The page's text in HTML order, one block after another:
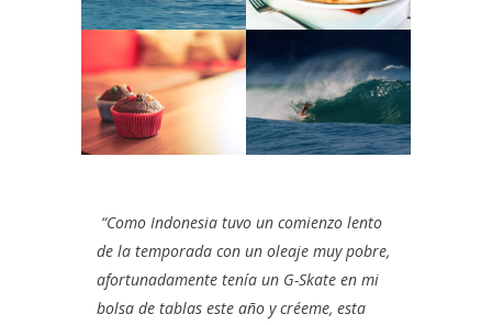
“Como Indonesia tuvo un comienzo lento
de la temporada con un oleaje muy pobre,
afortunadamente tenía un G-Skate en mi
bolsa de tablas este año y créeme, esta